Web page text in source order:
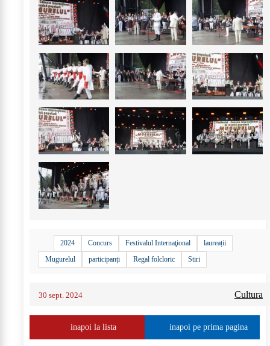
2024 Concurs Festivalul Internaţional
laureații
Mugurelul
participanți Regal folcloric Stiri
30 sept. 2024 Cultura
inapoi la lista inapoi pe prima pagina